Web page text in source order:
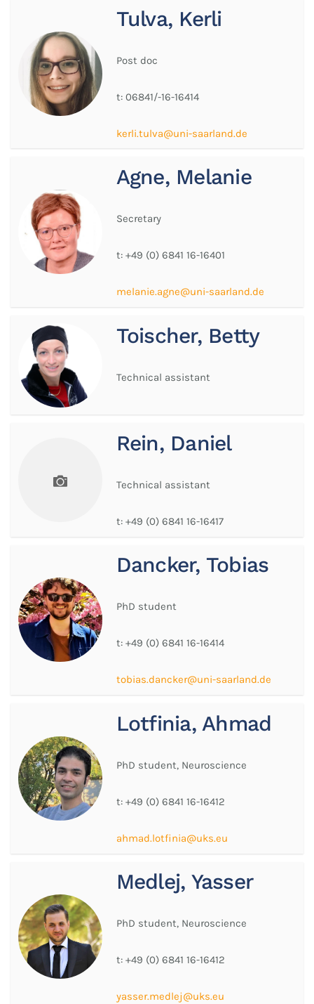
Tulva, Kerli
Post doc
t: 06841/-16-16414
kerli.tulva@uni-saarland.de
Agne, Melanie
Secretary
t: +49 (0) 6841 16-16401
melanie.agne@uni-saarland.de
Toischer, Betty
Technical assistant
Rein, Daniel
Technical assistant
t: +49 (0) 6841 16-16417
Dancker, Tobias
PhD student
t: +49 (0) 6841 16-16414
tobias.dancker@uni-saarland.de
Lotfinia, Ahmad
PhD student, Neuroscience
t: +49 (0) 6841 16-16412
ahmad.lotfinia@uks.eu
Medlej, Yasser
PhD student, Neuroscience
t: +49 (0) 6841 16-16412
yasser.medlej@uks.eu